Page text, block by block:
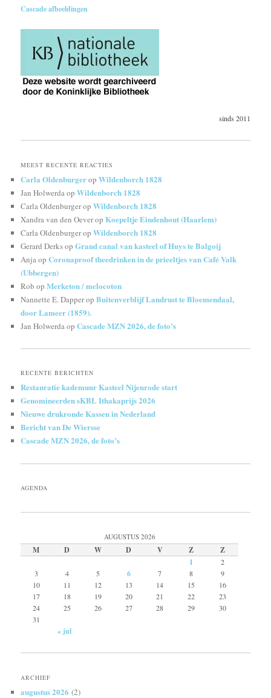
Cascade afbeeldingen
sinds 2011
MEEST RECENTE REACTIES
Carla OldenburgeropWildenborch 1828
Jan HolwerdaopWildenborch 1828
Carla OldenburgeropWildenborch 1828
Xandra van den OeveropKoepeltje Eindenhout (Haarlem)
Carla OldenburgeropWildenborch 1828
Gerard DerksopGrand canal van kasteel of Huys te Balgoij
AnjaopCoronaproof theedrinken in de prieeltjes van Café Valk
(Ubbergen)
Rob opMerketon / melocoton
Nannette E. DapperopBuitenverblijf Landrust te Bloemendaal,
door Lameer (1859).
Jan HolwerdaopCascade MZN 2026, de foto’s
RECENTE BERICHTEN
Restauratie kademuur Kasteel Nijenrode start
Genomineerden sKBL Ithakaprijs 2026
Nieuwe drukronde Kassen in Nederland
Bericht van De Wiersse
Cascade MZN 2026, de foto’s
AGENDA
AUGUSTUS 2026
M D W D V Z
Z
1
2
3
4 5 6 7 8
9
10
11 12 13 14 15
16
17
18 19 20 21 22
23
24
25 26 27 28 29
30
31
« jul
ARCHIEF
augustus 2026 (2)